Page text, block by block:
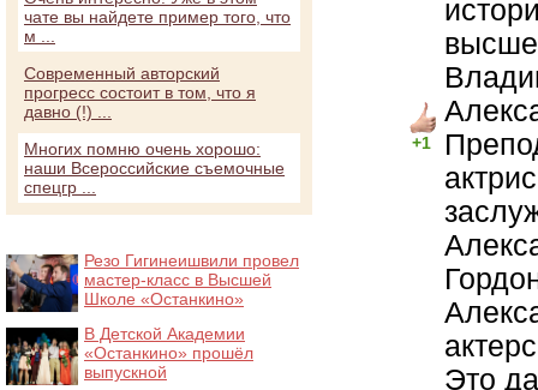
+1
Это
чате вы найдете пример того, что
м ...
Современный авторский
прогресс состоит в том, что я
давно (!) ...
Многих помню очень хорошо:
наши Всероссийские съемочные
спецгр ...
Резо Гигинеишвили провел
мастер-класс в Высшей
Школе «Останкино»
В Детской Академии
«Останкино» прошёл
выпускной